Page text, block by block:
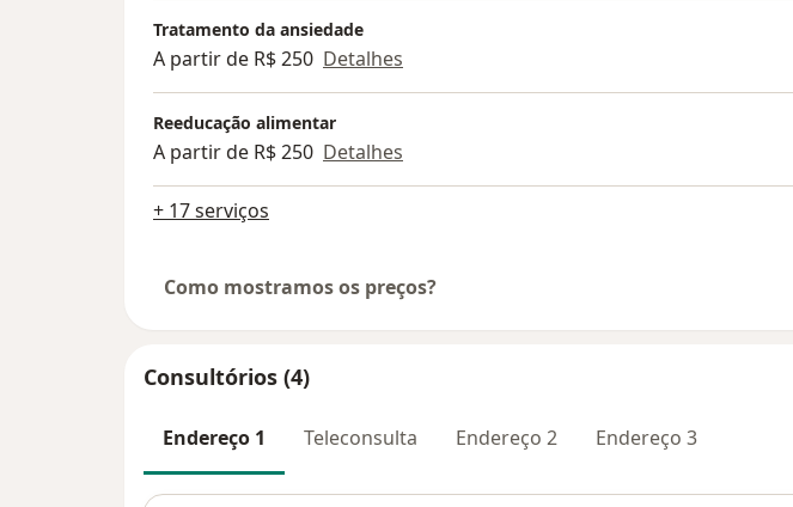
Tratamento da ansiedade
A partir de R$ 250 Detalhes
Reeducação alimentar
A partir de R$ 250 Detalhes
+ 17 serviços
Como mostramos os preços?
Consultórios (4)
Endereço 1 Teleconsulta Endereço 2 Endereço 3